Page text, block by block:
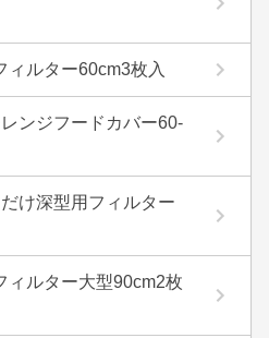
ィルター60cm3枚入
ンジフードカバー60-
け深型用フィルター
ィルター大型90cm2枚